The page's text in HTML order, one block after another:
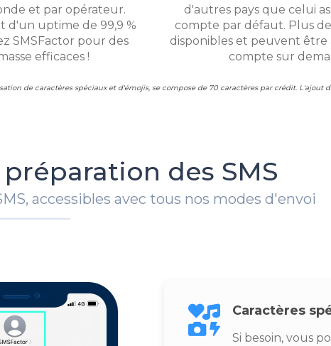
et par opérateur.
d'un uptime de 99,9 %
SMSFactor pour des
efficaces !
d'autres pays que celui
compte par défaut. Plus de
disponibles et peuvent être
compte sur
de caractères spéciaux et d'émojis, se compose de 70 caractères par crédit. L'ajout
des SMS
accessibles avec tous nos modes d'envoi
Caractères
Si besoin, vous